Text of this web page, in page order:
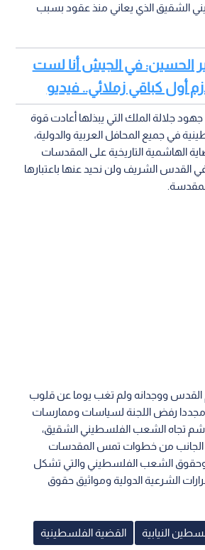
الشقيق الذي يعاني منذ عقود بسبب
الحسين: في الجيش أنا لست
أول كباقي زملائي.. فيديو
جلالة الملك التي يبذلها أعادت قوة
في جميع المحافل العربية والدولية،
الهاشمية التاريخية على المقدسات
القدس الشريف ولن نحيد عنها باعتبارها
القدس ووجدانه ولم تغب يوما عن قلوب
مجددا رفض اللجنة لسياسات وممارسات
تجاه الشعب الفلسطيني الشقيق،
الجانب من خطوات تمس المقدسات
وحقوق الشعب الفلسطيني والتي تشكل
الشرعية الدولية ومواثيق حقوق
النيابية القضية الفلسطينية